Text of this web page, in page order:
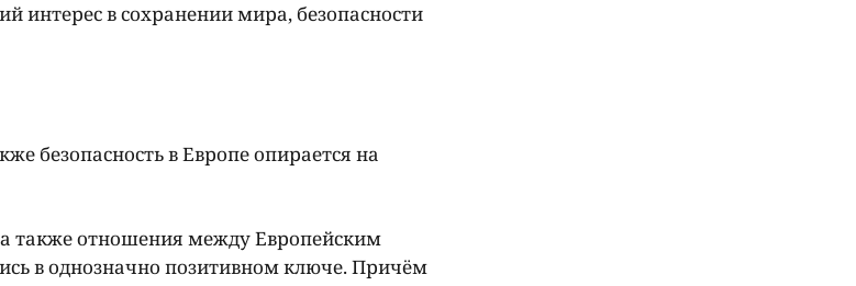
интерес в сохранении мира, безопасности
безопасность в Европе опирается на
также отношения между Европейским
в однозначно позитивном ключе. Причём